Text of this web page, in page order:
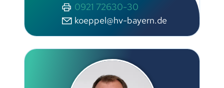
0921 72630-30
koeppel@hv-bayern.de